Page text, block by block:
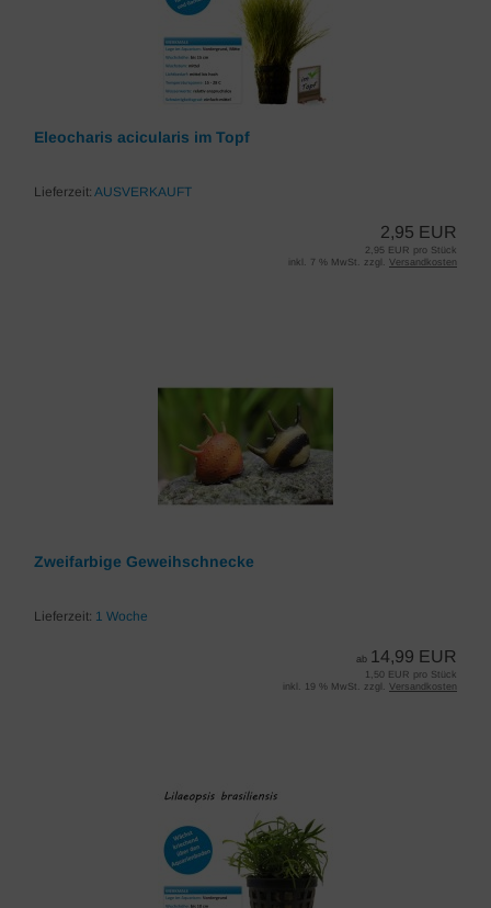
Eleocharis acicularis im Topf
Lieferzeit: AUSVERKAUFT
2,95 EUR
2,95 EUR pro Stück
inkl. 7 % MwSt. zzgl. Versandkosten
Zweifarbige Geweihschnecke
Lieferzeit: 1 Woche
ab 14,99 EUR
1,50 EUR pro Stück
inkl. 19 % MwSt. zzgl. Versandkosten